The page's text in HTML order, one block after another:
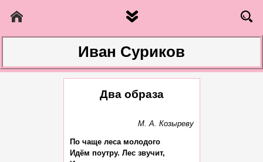
Иван Суриков
Два образа
М. А. Козыреву
По чаще леса молодого
Идём поутру. Лес звучит,